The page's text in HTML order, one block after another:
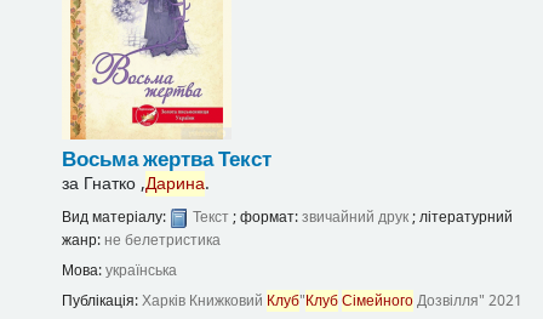
Восьма жертваТекст
за Гнатко ,Дарина.
Вид матеріалу: Текст; формат:звичайний друк; літературний
жанр: не белетристика
Мова:українська
Публікація:Харків Книжковий Клуб"КлубСімейногоДозвілля" 2021